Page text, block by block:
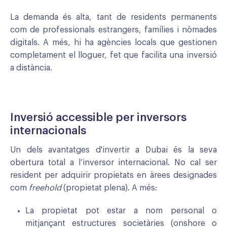
La demanda és alta, tant de residents permanents
com de professionals estrangers, famílies i nòmades
digitals. A més, hi ha agències locals que gestionen
completament el lloguer, fet que facilita una inversió
a distància.
Inversió accessible per inversors
internacionals
Un dels avantatges d'invertir a Dubai és la seva
obertura total a l’inversor internacional. No cal ser
resident per adquirir propietats en àrees designades
com freehold(propietat plena). A més:
La propietat pot estar a nom personal o
mitjançant estructures societàries (onshore o